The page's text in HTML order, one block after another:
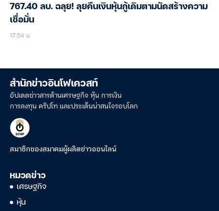
767.40 ลบ. ฉลุย! ลุยคืนเงินหุ้นกู้เดิมตามนัดสร้างความ
เชื่อมั่น
17:54 น.
สำนักข่าวอินโฟเควสท์
อัปเดตข่าวสารด้านเศรษฐกิจ หุ้น การเงิน
การลงทุน คริปโท และประเด็นน่าสนใจรอบโลก
สมาชิกของสมาคมผู้ผลิตข่าวออนไลน์
หมวดข่าว
เศรษฐกิจ
หุ้น